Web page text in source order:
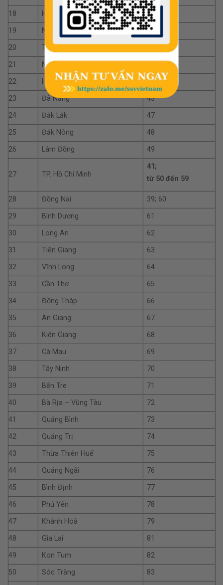
18 Hải Dương
34
19
Ninh Bình
35
20
Thanh Hoá
36
21
Nghệ An
37
22
Hà Tĩnh
38
23
Đà Nẵng
43
24
Đắk Lắk
47
25
Đắk Nông
48
26
Lâm Đồng 49
27 TP. Hồ Chí Minh
41;
từ 50 đến 59
28 Đồng Nai
39; 60
29
Bình Dương
61
30
Long An
62
31
Tiền Giang
63
32
Vĩnh Long
64
33
Cần Thơ
65
34
Đồng Tháp
66
35
An Giang
67
36
Kiên Giang
68
37
Cà Mau
69
38
Tây Ninh
70
39
Bến Tre
71
40
Bà Rịa – Vũng Tàu
72
41
Quảng Bình
73
42
Quảng Trị
74
43
Thừa Thiên Huế
75
44
Quảng Ngãi
76
45
Bình Định
77
46
Phú Yên
78
47
Khánh Hoà
79
48
Gia Lai
81
49
Kon Tum
82
50
Sóc Trăng
83